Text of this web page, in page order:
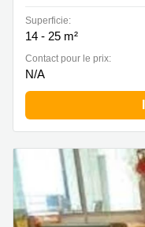
Superficie:
14 - 25 m²
Contact pour le prix:
N/A